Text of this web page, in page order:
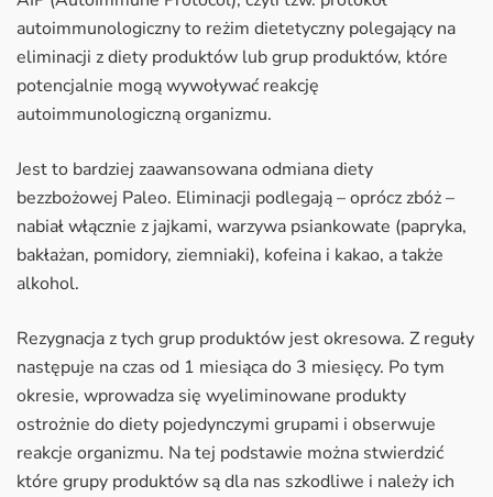
autoimmunologiczny to reżim dietetyczny polegający na
eliminacji z diety produktów lub grup produktów, które
potencjalnie mogą wywoływać reakcję
autoimmunologiczną organizmu.
Jest to bardziej zaawansowana odmiana diety
bezzbożowej Paleo. Eliminacji podlegają – oprócz zbóż –
nabiał włącznie z jajkami, warzywa psiankowate (papryka,
bakłażan, pomidory, ziemniaki), kofeina i kakao, a także
alkohol.
Rezygnacja z tych grup produktów jest okresowa. Z reguły
następuje na czas od 1 miesiąca do 3 miesięcy. Po tym
okresie, wprowadza się wyeliminowane produkty
ostrożnie do diety pojedynczymi grupami i obserwuje
reakcje organizmu. Na tej podstawie można stwierdzić
które grupy produktów są dla nas szkodliwe i należy ich